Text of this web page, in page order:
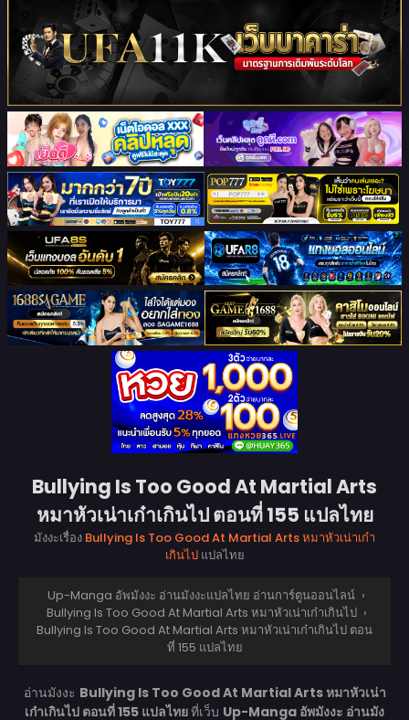
Bullying Is Too Good At Martial Arts
หมาหัวเน่าเก๋าเกินไป ตอนที่ 155 แปลไทย
มังงะเรื่อง Bullying Is Too Good At Martial Arts หมาหัวเน่าเก๋า
เกินไปแปลไทย
Up-Manga อัพมังงะ อ่านมังงะแปลไทย อ่านการ์ตูนออนไลน์ ›
Bullying Is Too Good At Martial Arts หมาหัวเน่าเก๋าเกินไป ›
Bullying Is Too Good At Martial Arts หมาหัวเน่าเก๋าเกินไป ตอน
ที่ 155 แปลไทย
อ่านมังงะ Bullying Is Too Good At Martial Arts หมาหัวเน่า
เก๋าเกินไป ตอนที่ 155 แปลไทยที่เว็บ Up-Manga อัพมังงะ อ่านมัง